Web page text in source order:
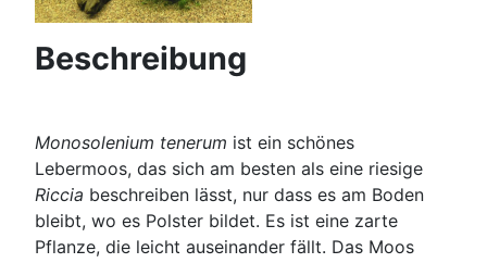
Beschreibung
Monosolenium tenerum ist ein schönes
Lebermoos, das sich am besten als eine riesige
Riccia beschreiben lässt, nur dass es am Boden
bleibt, wo es Polster bildet. Es ist eine zarte
Pflanze, die leicht auseinander fällt. Das Moos